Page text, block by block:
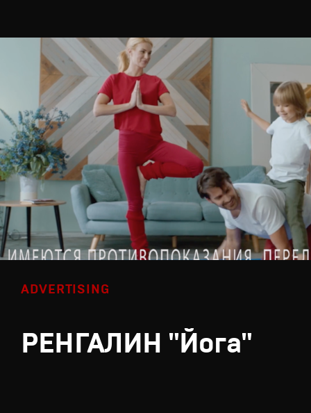
ADVERTISING
РЕНГАЛИН "Йога"